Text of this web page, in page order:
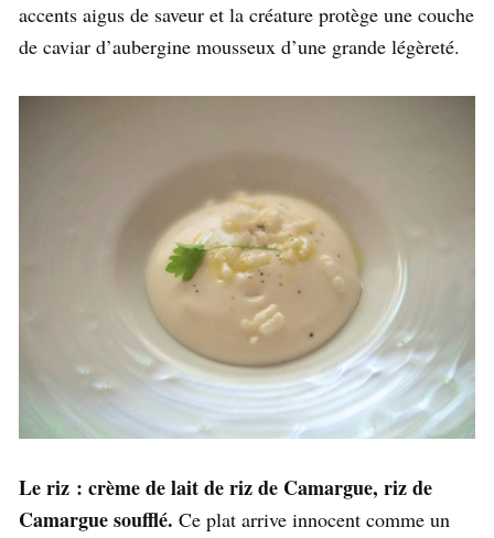
accents aigus de saveur et la créature protège une couche
de caviar d’aubergine mousseux d’une grande légèreté.
Le riz : crème de lait de riz de Camargue, riz de
Camargue soufflé. Ce plat arrive innocent comme un